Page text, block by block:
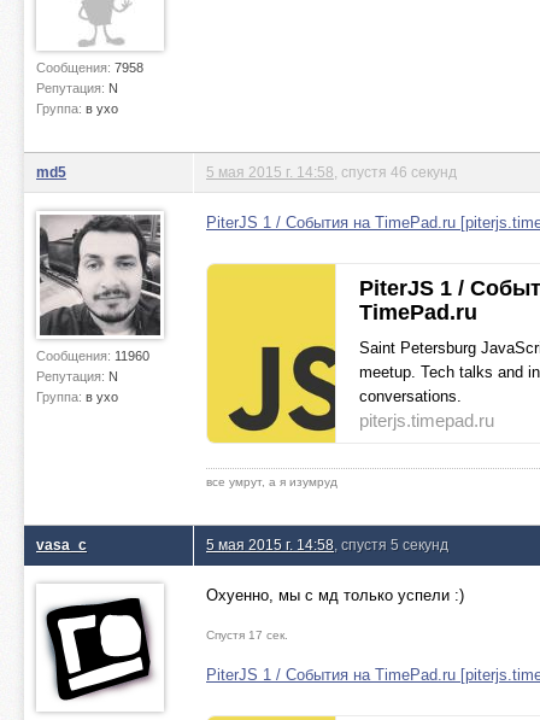
Сообщения: 7958
Репутация: N
Группа: в ухо
md5
Сообщения: 11960
Репутация: N
Группа: в ухо
5 мая 2015 г. 14:58 , спустя 46 секунд
PiterJS 1 / События на TimePad.ru
PiterJS 1 /
TimePad.ru
Saint Petersburg
meetup. Tech talks and
conversations.
piterjs.timepad.ru
все умрут, а я изумруд
vasa_c 5 мая 2015 г. 14:58 , спустя 5 секунд
Охуенно, мы с мд только успели :)
Спустя 17 сек.
PiterJS 1 / События на TimePad.ru